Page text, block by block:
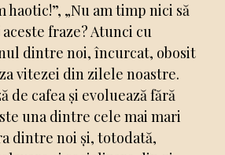
haotic!”, „Nu am timp nici să
fraze? Atunci cu
dintre noi, încurcat, obosit
vitezei din zilele noastre.
de cafea și evoluează fără
una dintre cele mai mari
dintre noi și, totodată,